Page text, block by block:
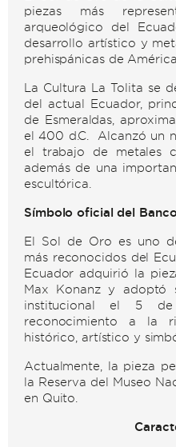
piezas más
arqueológico del
desarrollo artístico y
prehispánicas de
La Cultura La Tolita se
del actual Ecuador,
de Esmeraldas,
el 400 d.C. Alcanzó un
el trabajo de metales
además de una
escultórica.
Símbolo oficial del
El Sol de Oro es uno
más reconocidos del
Ecuador adquirió la
Max Konanz y adoptó
institucional el 5
reconocimiento a la
histórico, artístico y
Actualmente, la pieza
la Reserva del Museo
en Quito.